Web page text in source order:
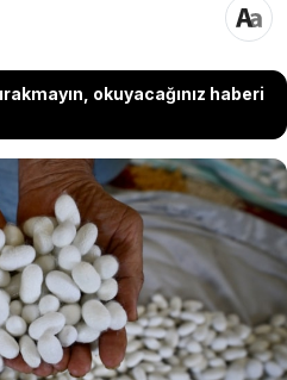
okuyacağınız haberi
62 yaşındaki emekli öğretmen
başladığı ipek böceği
desteklerinden
artırdı. Eşiyle birlikte
yılda yaklaşık 200 kilogram
belirterek gençlere bu alana